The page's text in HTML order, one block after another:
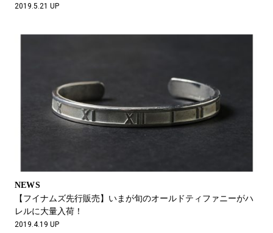
2019.5.21 UP
NEWS
【フイナムズ先行販売】いまが旬のオールドティファニーがハ
レルに大量入荷！
2019.4.19 UP